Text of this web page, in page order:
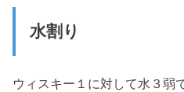
水割り
ウィスキー１に対して水３弱